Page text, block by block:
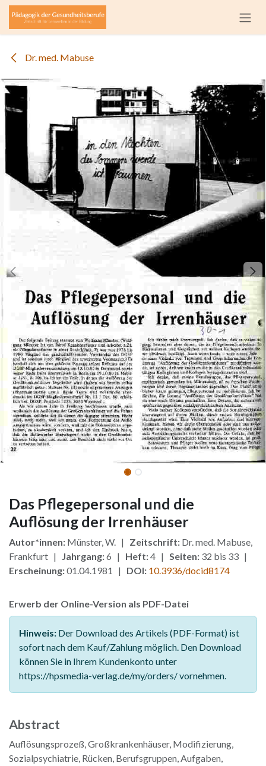
Zum Inhalt springen
Dr. med. Mabuse
Das Pflegepersonal und die
Auflösung der Irrenhäuser
Autor*innen: Münster, W. | Zeitschrift: Dr. med. Mabuse,
Frankfurt | Jahrgang:6 | Heft:4 | Seiten: 32 bis 33 |
Erscheinung:01.04.1981 | DOI: 10.3936/docid8174
Erwerb der Online-Version als PDF-Datei
Hinweis: Der Download des Artikels (PDF-Format) ist
sofort nach dem Kauf/Zahlung möglich. Den Download
können Sie in Ihrem Kundenkonto unter
https://hpsmedia-verlag.de/my/orders/ vornehmen.
Abstract
Auflösungsprozeß, Großkrankenhäuser, Modifizierung,
Sozialpsychiatrie, Rücken, Berufsgruppen, Aufgaben,